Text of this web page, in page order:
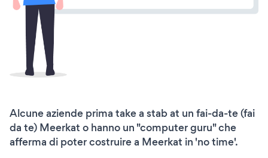
Alcune aziende prima take a stab at un fai-da-te (fai
da te) Meerkat o hanno un "computer guru" che
afferma di poter costruire a Meerkat in 'no time'.